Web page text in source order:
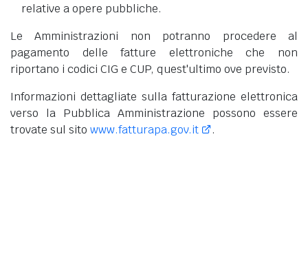
relative a opere pubbliche.
Le Amministrazioni non potranno procedere al
pagamento delle fatture elettroniche che non
riportano i codici CIG e CUP, quest'ultimo ove previsto.
Informazioni dettagliate sulla fatturazione elettronica
verso la Pubblica Amministrazione possono essere
trovate sul sito www.fatturapa.gov.it .